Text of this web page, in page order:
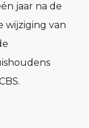
jaar na de
wijziging van